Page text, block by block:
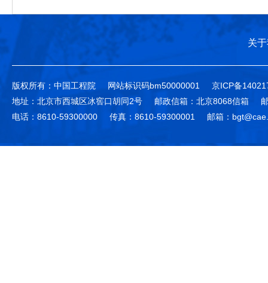
关
版权所有：中国工程院 网站标识码bm50000001
京ICP备
地址：北京市西城区冰窖口胡同2号
邮政信箱：北京8068信箱
电话：8610-59300000
传真：8610-59300001 邮箱：